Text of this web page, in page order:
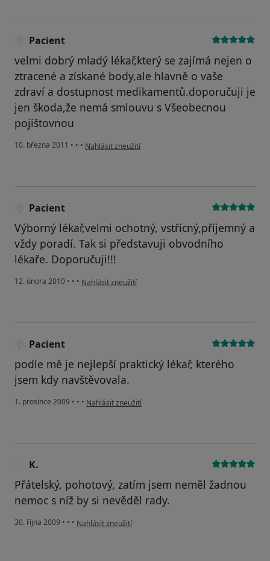
Pacient
velmi dobrý mladý lékař,který se zajímá nejen o
ztracené a získané body,ale hlavně o vaše
zdraví a dostupnost medikamentů.doporučuji je
jen škoda,že nemá smlouvu s Všeobecnou
pojištovnou
10. března 2011 • • • podle názoru uživatele Pacient
Nahlásit zneužití
Pacient
Výborný lékař,velmi ochotný, vstřícný,příjemný a
vždy poradí. Tak si představuji obvodního
lékaře. Doporučuji!!!
12. února 2010 • • • podle názoru uživatele Pacient
Nahlásit zneužití
Pacient
podle mě je nejlepší praktický lékař, kterého
jsem kdy navštěvovala.
1. prosince 2009 • • • podle názoru uživatele Pacient
Nahlásit zneužití
K.
Přátelský, pohotový, zatím jsem neměl žadnou
nemoc s níž by si nevěděl rady.
30. října 2009 • • • podle názoru uživatele K.
Nahlásit zneužití